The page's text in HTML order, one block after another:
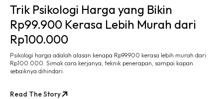
Trik Psikologi Harga yang Bikin
Rp99.900 Kerasa Lebih Murah dari
Rp100.000
Psikologi harga adalah alasan kenapa Rp99.900 kerasa lebih murah dari
Rp100.000. Simak cara kerjanya, teknik penerapan, sampai kapan
sebaiknya dihindari.
Read The Story